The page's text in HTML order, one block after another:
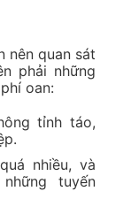
2,470,000
2,620,000